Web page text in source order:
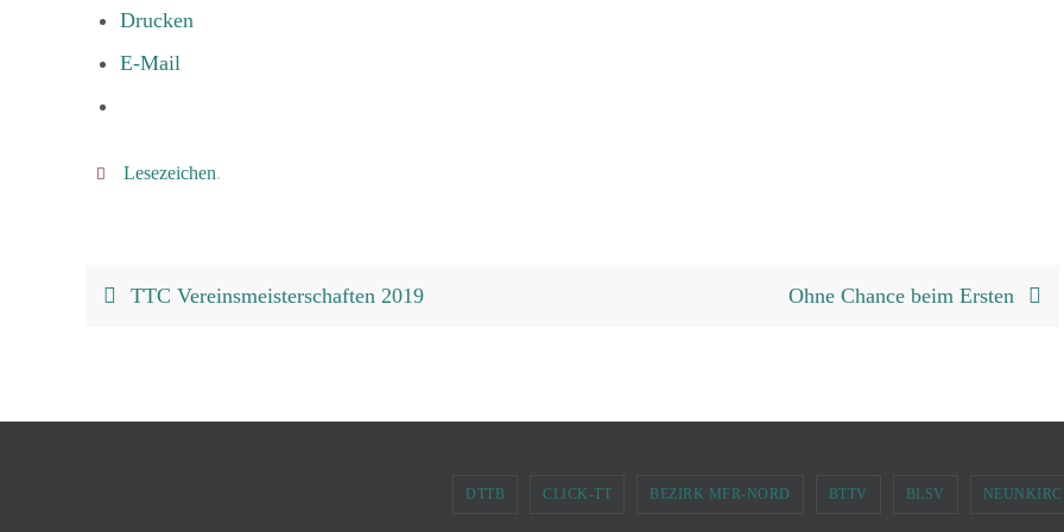
Drucken
E-Mail
Lesezeichen.
TTC Vereinsmeisterschaften 2019 Ohne Chance beim Ersten
DTTB CLICK-TT BEZIRK MFR-NORD BTTV BLSV